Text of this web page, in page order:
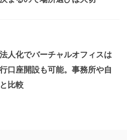
法人化でバーチャルオフィスは
口座開設も可能。事務所や自
比較